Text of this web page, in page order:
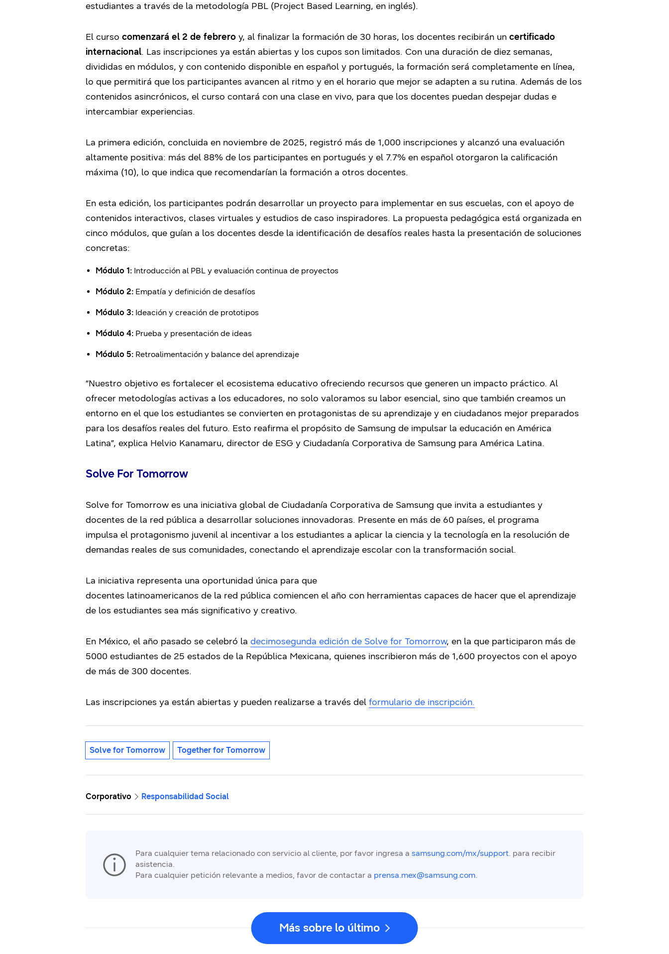
estudiantes a través de la metodología PBL (Project Based Learning, en inglés).
El curso comenzará el 2 de febrero y, al finalizar la formación de 30 horas, los docentes recibirán un certificado
internacional. Las inscripciones ya están abiertas y los cupos son limitados. Con una duración de diez semanas,
divididas en módulos, y con contenido disponible en español y portugués, la formación será completamente en línea,
lo que permitirá que los participantes avancen al ritmo y en el horario que mejor se adapten a su rutina. Además de los
contenidos asincrónicos, el curso contará con una clase en vivo, para que los docentes puedan despejar dudas e
intercambiar experiencias.
La primera edición, concluida en noviembre de 2025, registró más de 1,000 inscripciones y alcanzó una evaluación
altamente positiva: más del 88% de los participantes en portugués y el 7.7% en español otorgaron la calificación
máxima (10), lo que indica que recomendarían la formación a otros docentes.
En esta edición, los participantes podrán desarrollar un proyecto para implementar en sus escuelas, con el apoyo de
contenidos interactivos, clases virtuales y estudios de caso inspiradores. La propuesta pedagógica está organizada en
cinco módulos, que guían a los docentes desde la identificación de desafíos reales hasta la presentación de soluciones
concretas:
Módulo 1: Introducción al PBL y evaluación continua de proyectos
Módulo 2: Empatía y definición de desafíos
Módulo 3: Ideación y creación de prototipos
Módulo 4: Prueba y presentación de ideas
Módulo 5: Retroalimentación y balance del aprendizaje
“Nuestro objetivo es fortalecer el ecosistema educativo ofreciendo recursos que generen un impacto práctico. Al
ofrecer metodologías activas a los educadores, no solo valoramos su labor esencial, sino que también creamos un
entorno en el que los estudiantes se convierten en protagonistas de su aprendizaje y en ciudadanos mejor preparados
para los desafíos reales del futuro. Esto reafirma el propósito de Samsung de impulsar la educación en América
Latina”, explica Helvio Kanamaru, director de ESG y Ciudadanía Corporativa de Samsung para América Latina.
Solve For Tomorrow
Solve for Tomorrow es una iniciativa global de Ciudadanía Corporativa de Samsung que invita a estudiantes y
docentes de la red pública a desarrollar soluciones innovadoras. Presente en más de 60 países, el programa
impulsa el protagonismo juvenil al incentivar a los estudiantes a aplicar la ciencia y la tecnología en la resolución de
demandas reales de sus comunidades, conectando el aprendizaje escolar con la transformación social.
La iniciativa representa una oportunidad única para que
docentes latinoamericanos de la red pública comiencen el año con herramientas capaces de hacer que el aprendizaje
de los estudiantes sea más significativo y creativo.
En México, el año pasado se celebró la decimosegunda edición de Solve for Tomorrow, en la que participaron más de
5000 estudiantes de 25 estados de la República Mexicana, quienes inscribieron más de 1,600 proyectos con el apoyo
de más de 300 docentes.
Las inscripciones ya están abiertas y pueden realizarse a través del formulario de inscripción.
Solve for Tomorrow Together for Tomorrow
Corporativo Responsabilidad Social
Para cualquier tema relacionado con servicio al cliente, por favor ingresa a samsung.com/mx/support. para recibir
asistencia.
Para cualquier petición relevante a medios, favor de contactar a prensa.mex@samsung.com.
Más sobre lo último